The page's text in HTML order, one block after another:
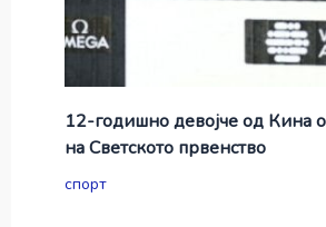
12-годишно девојче од Кина
на Светското првенство
спорт